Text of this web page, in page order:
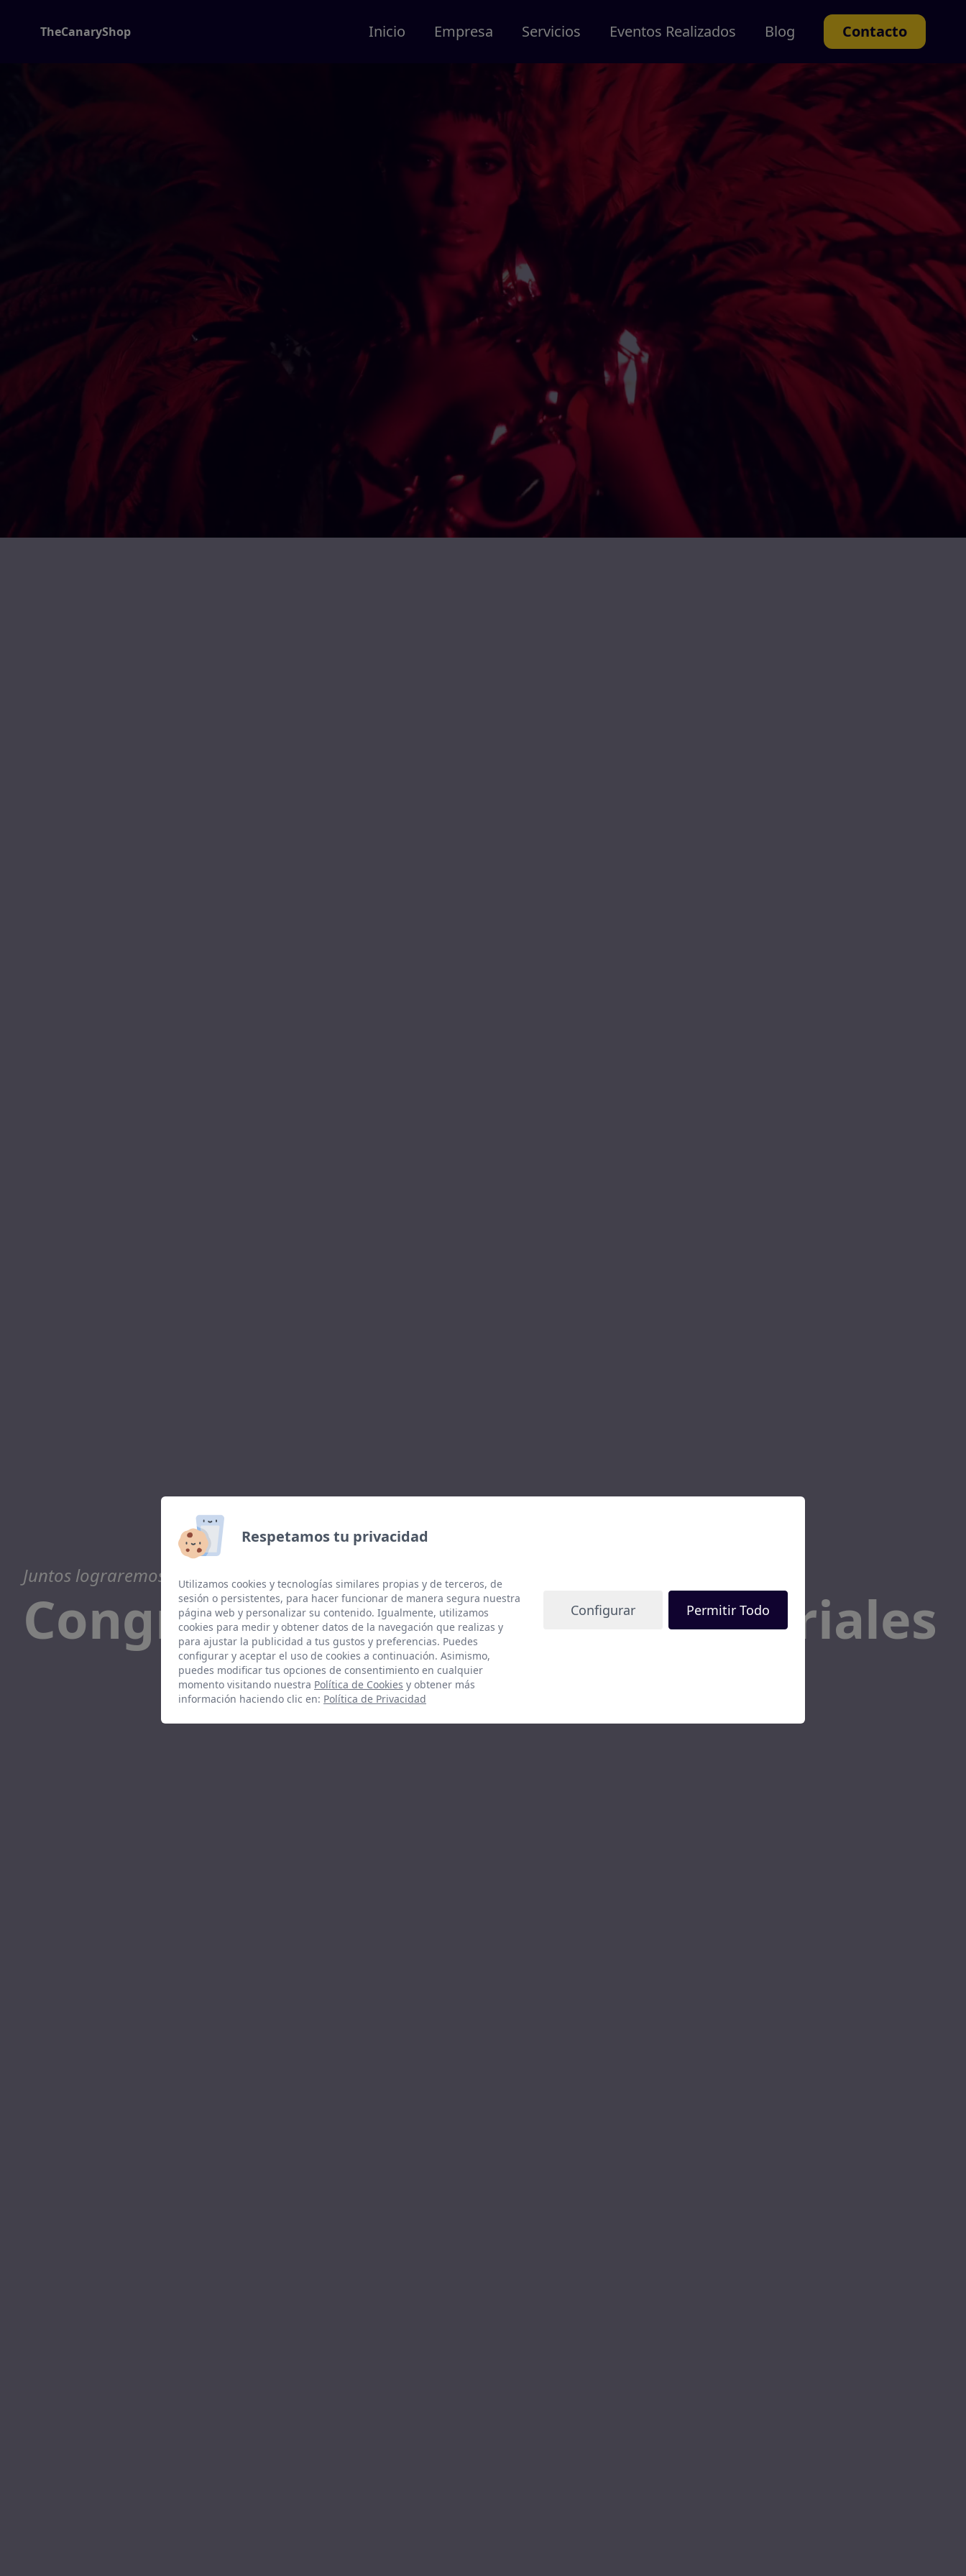
TheCanaryShop Inicio Empresa Servicios Eventos Realizados Blog Contacto
Juntos lograremos sus objetivos
Congresos y eventos empresariales
Respetamos tu privacidad
Utilizamos cookies y tecnologías similares propias y de terceros, de
sesión o persistentes, para hacer funcionar de manera segura nuestra
página web y personalizar su contenido. Igualmente, utilizamos
cookies para medir y obtener datos de la navegación que realizas y
para ajustar la publicidad a tus gustos y preferencias. Puedes
configurar y aceptar el uso de cookies a continuación. Asimismo,
puedes modificar tus opciones de consentimiento en cualquier
momento visitando nuestra Política de Cookies y obtener más
información haciendo clic en: Política de Privacidad
Configurar Permitir Todo